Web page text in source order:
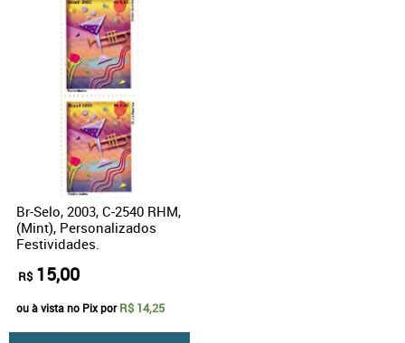
Br-Selo, 2003, C-2540 RHM,
(Mint), Personalizados
Festividades.
R$ 15,00
ou à vista no Pix porR$ 14,25